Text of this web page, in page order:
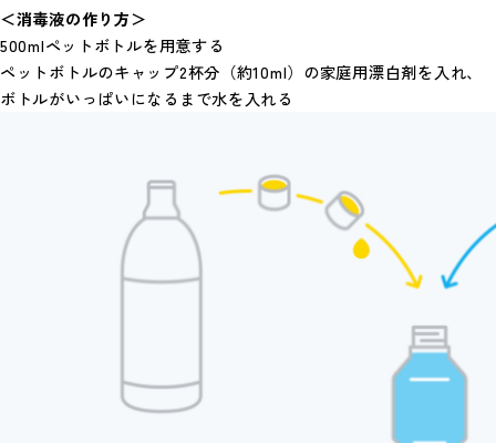
＜消毒液の作り方＞
500mlペットボトルを用意する
ペットボトルのキャップ2杯分（約10ml）の家庭用漂白剤を入れ、
ボトルがいっぱいになるまで水を入れる